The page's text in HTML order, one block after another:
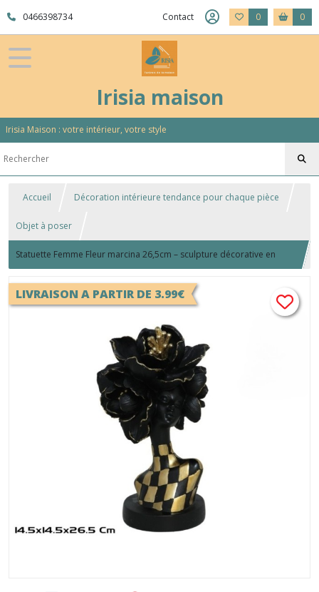
0466398734 Contact 0 0
Irisia maison
Irisia Maison : votre intérieur, votre style
Accueil Décoration intérieure tendance pour chaque pièce
Objet à poser
Statuette Femme Fleur marcina 26,5cm – sculpture décorative en
résine dorée
LIVRAISON A PARTIR DE 3.99€